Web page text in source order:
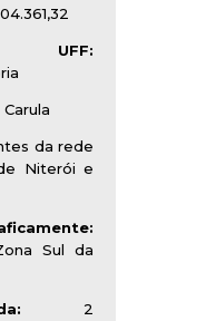
UFF:
da rede
Niterói e
Sul da
2